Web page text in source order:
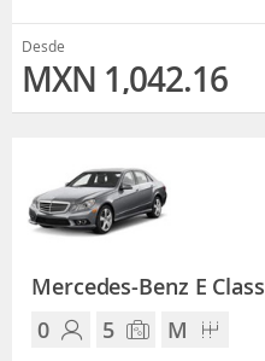
Desde
MXN 1,042.16
Mercedes-Benz E Class
0 5 M